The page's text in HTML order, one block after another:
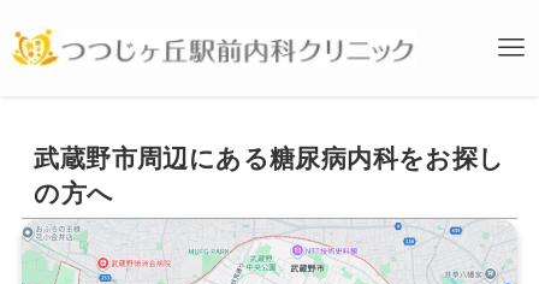
武蔵野市周辺にある糖尿病内科をお探し
の方へ